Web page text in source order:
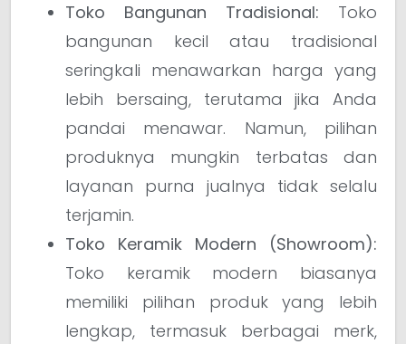
Toko Bangunan Tradisional: Toko
bangunan kecil atau tradisional
seringkali menawarkan harga yang
lebih bersaing, terutama jika Anda
pandai menawar. Namun, pilihan
produknya mungkin terbatas dan
layanan purna jualnya tidak selalu
terjamin.
Toko Keramik Modern (Showroom):
Toko keramik modern biasanya
memiliki pilihan produk yang lebih
lengkap, termasuk berbagai merk,